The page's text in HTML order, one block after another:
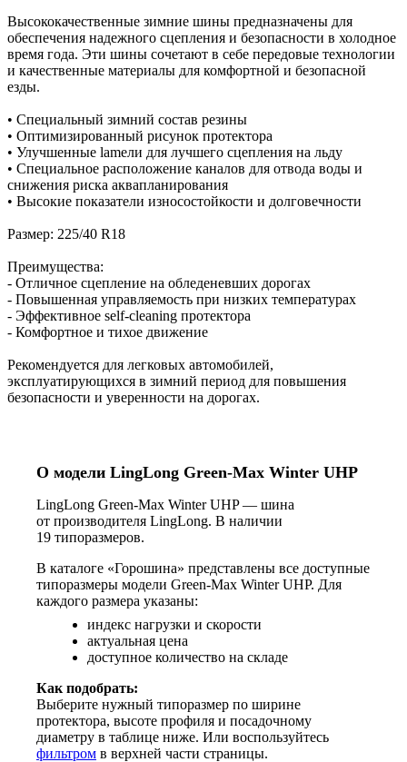
Высококачественные зимние шины предназначены для
обеспечения надежного сцепления и безопасности в холодное
время года. Эти шины сочетают в себе передовые технологии
и качественные материалы для комфортной и безопасной
езды.
• Специальный зимний состав резины
• Оптимизированный рисунок протектора
• Улучшенные lamели для лучшего сцепления на льду
• Специальное расположение каналов для отвода воды и
снижения риска аквапланирования
• Высокие показатели износостойкости и долговечности
Размер: 225/40 R18
Преимущества:
- Отличное сцепление на обледеневших дорогах
- Повышенная управляемость при низких температурах
- Эффективное self-cleaning протектора
- Комфортное и тихое движение
Рекомендуется для легковых автомобилей,
эксплуатирующихся в зимний период для повышения
безопасности и уверенности на дорогах.
О модели LingLong Green-Max Winter UHP
LingLong Green-Max Winter UHP — шина
от производителя LingLong. В наличии
19 типоразмеров.
В каталоге «Горошина» представлены все доступные
типоразмеры модели Green-Max Winter UHP. Для
каждого размера указаны:
индекс нагрузки и скорости
актуальная цена
доступное количество на складе
Как подобрать:
Выберите нужный типоразмер по ширине
протектора, высоте профиля и посадочному
диаметру в таблице ниже. Или воспользуйтесь
фильтром в верхней части страницы.